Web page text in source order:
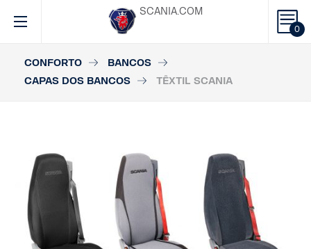
0
SCANIA.COM
CONFORTO
BANCOS
CAPAS DOS BANCOS
TÊXTIL SCANIA